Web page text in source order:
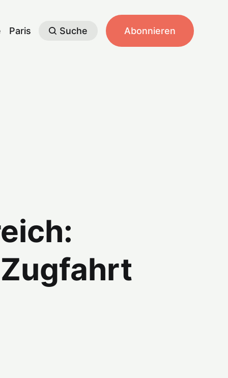
Paris Suche Abonnieren